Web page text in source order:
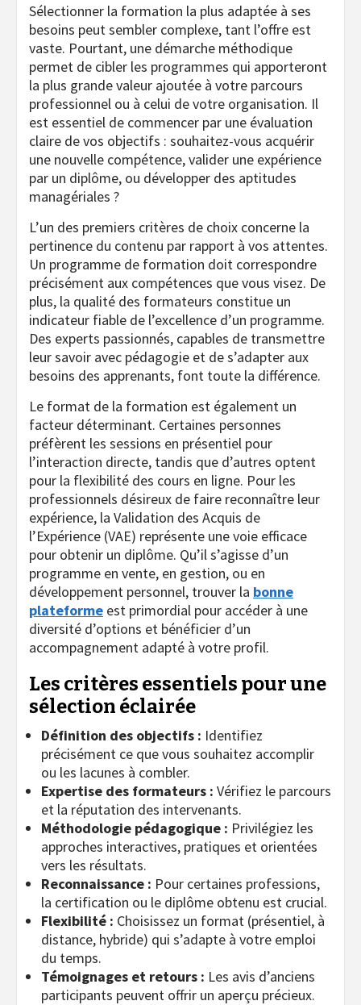
Sélectionner la formation la plus adaptée à ses
besoins peut sembler complexe, tant l’offre est
vaste. Pourtant, une démarche méthodique
permet de cibler les programmes qui apporteront
la plus grande valeur ajoutée à votre parcours
professionnel ou à celui de votre organisation. Il
est essentiel de commencer par une évaluation
claire de vos objectifs : souhaitez-vous acquérir
une nouvelle compétence, valider une expérience
par un diplôme, ou développer des aptitudes
managériales ?
L’un des premiers critères de choix concerne la
pertinence du contenu par rapport à vos attentes.
Un programme de formation doit correspondre
précisément aux compétences que vous visez. De
plus, la qualité des formateurs constitue un
indicateur fiable de l’excellence d’un programme.
Des experts passionnés, capables de transmettre
leur savoir avec pédagogie et de s’adapter aux
besoins des apprenants, font toute la différence.
Le format de la formation est également un
facteur déterminant. Certaines personnes
préfèrent les sessions en présentiel pour
l’interaction directe, tandis que d’autres optent
pour la flexibilité des cours en ligne. Pour les
professionnels désireux de faire reconnaître leur
expérience, la Validation des Acquis de
l’Expérience (VAE) représente une voie efficace
pour obtenir un diplôme. Qu’il s’agisse d’un
programme en vente, en gestion, ou en
développement personnel, trouver la bonne
plateforme est primordial pour accéder à une
diversité d’options et bénéficier d’un
accompagnement adapté à votre profil.
Les critères essentiels pour une
sélection éclairée
Définition des objectifs : Identifiez
précisément ce que vous souhaitez accomplir
ou les lacunes à combler.
Expertise des formateurs : Vérifiez le parcours
et la réputation des intervenants.
Méthodologie pédagogique : Privilégiez les
approches interactives, pratiques et orientées
vers les résultats.
Reconnaissance : Pour certaines professions,
la certification ou le diplôme obtenu est crucial.
Flexibilité : Choisissez un format (présentiel, à
distance, hybride) qui s’adapte à votre emploi
du temps.
Témoignages et retours : Les avis d’anciens
participants peuvent offrir un aperçu précieux.